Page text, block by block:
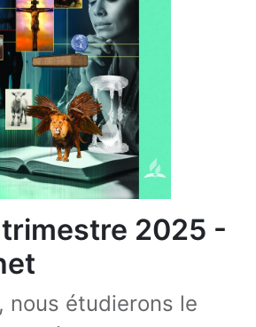
2025 -
nous étudierons le